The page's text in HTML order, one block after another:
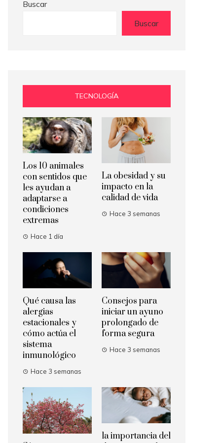
Buscar
Buscar
TECNOLOGÍA
Los 10 animales
con sentidos que
les ayudan a
adaptarse a
condiciones
extremas
Hace 1 día
La obesidad y su
impacto en la
calidad de vida
Hace 3 semanas
Qué causa las
alergias
estacionales y
cómo actúa el
sistema
inmunológico
Hace 3 semanas
Consejos para
iniciar un ayuno
prolongado de
forma segura
Hace 3 semanas
la importancia del